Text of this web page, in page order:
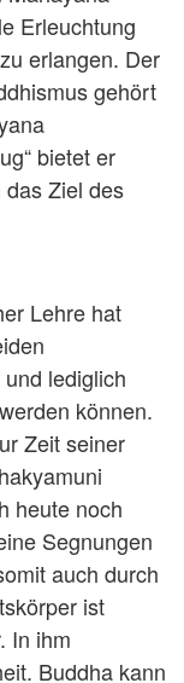
Erleuchtung
erlangen. Der
gehört
bietet er
Ziel des
Lehre hat
lediglich
können.
Zeit seiner
heute noch
Segnungen
auch durch
ist
In ihm
Buddha kann